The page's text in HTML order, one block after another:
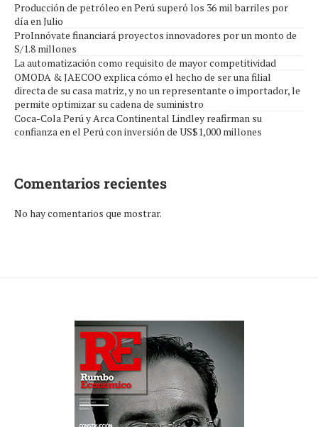
Producción de petróleo en Perú superó los 36 mil barriles por
día en Julio
ProInnóvate financiará proyectos innovadores por un monto de
S/1.8 millones
La automatización como requisito de mayor competitividad
OMODA & JAECOO explica cómo el hecho de ser una filial
directa de su casa matriz, y no un representante o importador, le
permite optimizar su cadena de suministro
Coca-Cola Perú y Arca Continental Lindley reafirman su
confianza en el Perú con inversión de US$1,000 millones
Comentarios recientes
No hay comentarios que mostrar.